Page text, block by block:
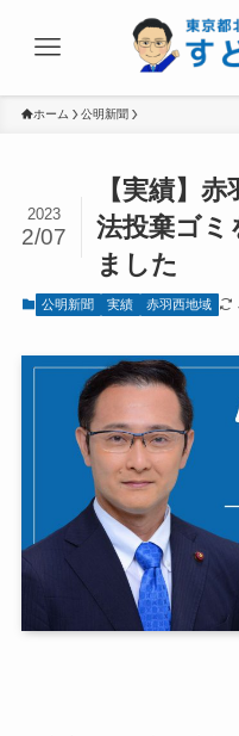
ホーム 公明新聞
【実績】
法投棄ゴミ
ました
2023
2/07
公明新聞 実績 赤羽西地域